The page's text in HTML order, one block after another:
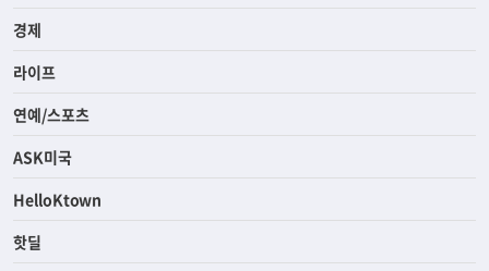
경제
라이프
연예/스포츠
ASK미국
HelloKtown
핫딜